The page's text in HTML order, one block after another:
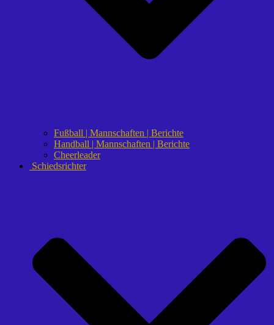
Fußball | Mannschaften | Berichte
Handball | Mannschaften | Berichte
Cheerleader
Schiedsrichter